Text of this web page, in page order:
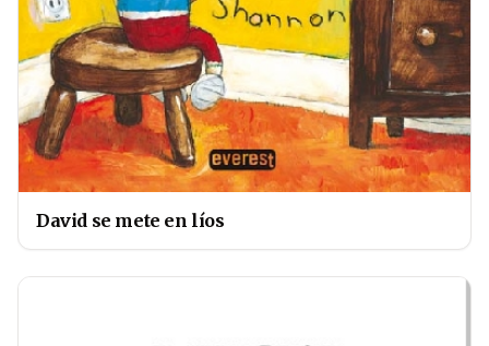
David se mete en líos